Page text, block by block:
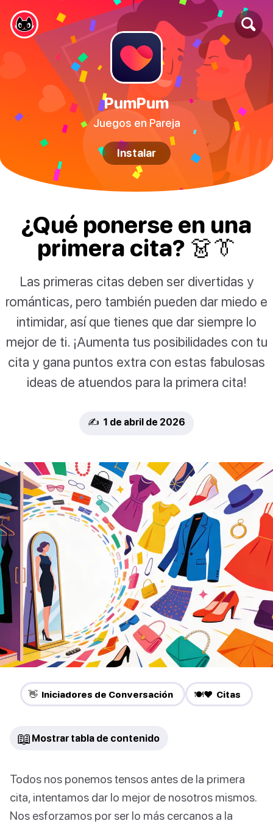
PumPum
Juegos en Pareja
Instalar
¿Qué ponerse en una
primera cita? 👗👔
Las primeras citas deben ser divertidas y
románticas, pero también pueden dar miedo e
intimidar, así que tienes que dar siempre lo
mejor de ti. ¡Aumenta tus posibilidades con tu
cita y gana puntos extra con estas fabulosas
ideas de atuendos para la primera cita!
✍️ 1 de abril de 2026
👋 Iniciadores de Conversación 🍽️❤️ Citas
📖 Mostrar tabla de contenido
Todos nos ponemos tensos antes de la primera
cita, intentamos dar lo mejor de nosotros mismos.
Nos esforzamos por ser lo más cercanos a la